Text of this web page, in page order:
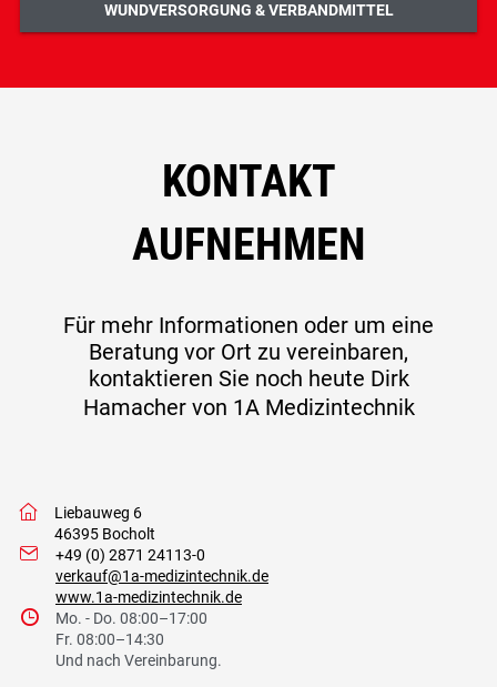
WUNDVERSORGUNG & VERBANDMITTEL
KONTAKT
AUFNEHMEN
Für mehr Informationen oder um eine
Beratung vor Ort zu vereinbaren,
kontaktieren Sie noch heute Dirk
Hamacher von 1A Medizintechnik
w
Liebauweg 6
46395 Bocholt
I
+49 (0) 2871 24113-0
verkauf@1a-medizintechnik.de
www.1a-medizintechnik.de
9
Mo. - Do. 08:00–17:00
Fr. 08:00–14:30
Und nach Vereinbarung.